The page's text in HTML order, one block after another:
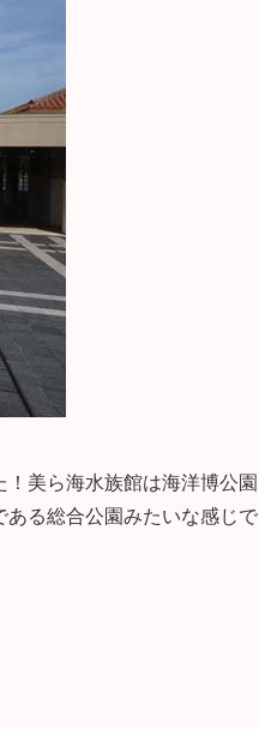
美ら海水族館は海洋博公園
る総合公園みたいな感じで